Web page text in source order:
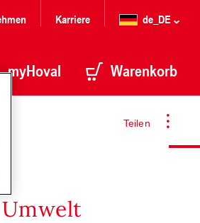
Karriere de_DE
myHoval Warenkorb
Teilen